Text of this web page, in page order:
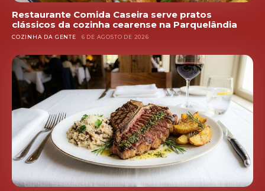
Restaurante Comida Caseira serve pratos
clássicos da cozinha cearense na Parquelândia
COZINHA DA GENTE 6 DE AGOSTO DE 2026